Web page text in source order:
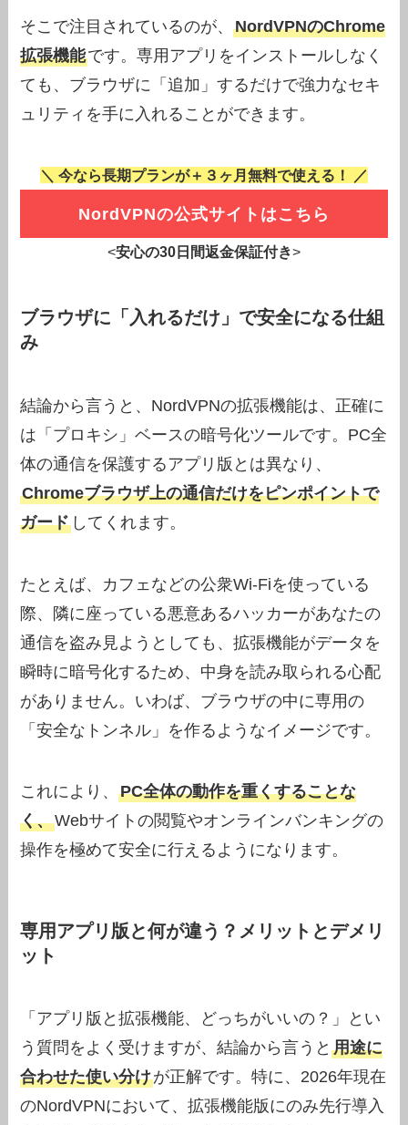
そこで注目されているのが、NordVPNのChrome
拡張機能です。専用アプリをインストールしなく
ても、ブラウザに「追加」するだけで強力なセキ
ュリティを手に入れることができます。
＼ 今なら長期プランが＋３ヶ月無料で使える！ ／
NordVPNの公式サイトはこちら
<安心の30日間返金保証付き>
ブラウザに「入れるだけ」で安全になる仕組
み
結論から言うと、NordVPNの拡張機能は、正確に
は「プロキシ」ベースの暗号化ツールです。PC全
体の通信を保護するアプリ版とは異なり、
Chromeブラウザ上の通信だけをピンポイントで
ガード してくれます。
たとえば、カフェなどの公衆Wi-Fiを使っている
際、隣に座っている悪意あるハッカーがあなたの
通信を盗み見ようとしても、拡張機能がデータを
瞬時に暗号化するため、中身を読み取られる心配
がありません。いわば、ブラウザの中に専用の
「安全なトンネル」を作るようなイメージです。
これにより、PC全体の動作を重くすることな
く、Webサイトの閲覧やオンラインバンキングの
操作を極めて安全に行えるようになります。
専用アプリ版と何が違う？メリットとデメリ
ット
「アプリ版と拡張機能、どっちがいいの？」とい
う質問をよく受けますが、結論から言うと用途に
合わせた使い分けが正解です。特に、2026年現在
のNordVPNにおいて、拡張機能版にのみ先行導入